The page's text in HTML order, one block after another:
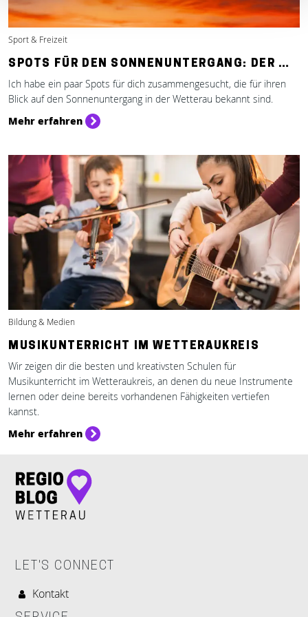
Sport & Freizeit
SPOTS FÜR DEN SONNENUNTERGANG: DER …
Ich habe ein paar Spots für dich zusammengesucht, die für ihren
Blick auf den Sonnenuntergang in der Wetterau bekannt sind.
Mehr erfahren
Bildung & Medien
MUSIKUNTERRICHT IM WETTERAUKREIS
Wir zeigen dir die besten und kreativsten Schulen für
Musikunterricht im Wetteraukreis, an denen du neue Instrumente
lernen oder deine bereits vorhandenen Fähigkeiten vertiefen
kannst.
Mehr erfahren
LET'S CONNECT
Kontakt